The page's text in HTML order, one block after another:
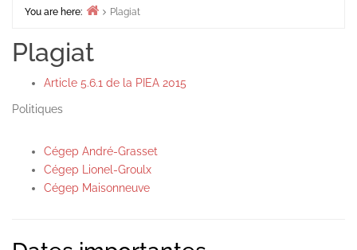
You are here:
Plagiat
Plagiat
Article 5.6.1 de la PIEA 2015
Politiques
Cégep André-Grasset
Cégep Lionel-Groulx
Cégep Maisonneuve
Secondary